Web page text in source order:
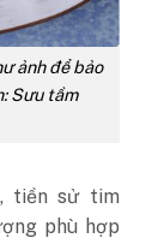
ảnh để bảo
Sưu tầm
tiền sử tim
phù hợp